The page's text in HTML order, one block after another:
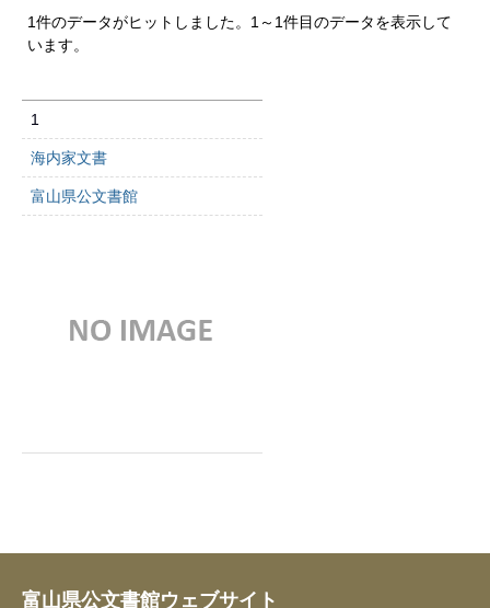
1件のデータがヒットしました。1～1件目のデータを表示して
います。
1
海内家文書
富山県公文書館
富山県公文書館ウェブサイト